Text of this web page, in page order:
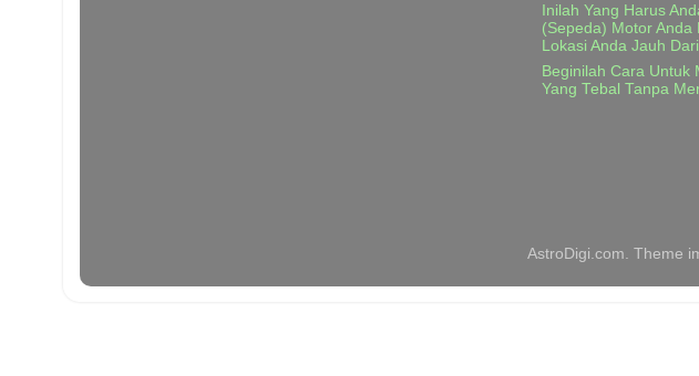
Inilah Yang Harus
(Sepeda) Motor Anda
Lokasi Anda Jauh
Beginilah Cara Untuk
Yang Tebal Tanpa
AstroDigi.com. Theme